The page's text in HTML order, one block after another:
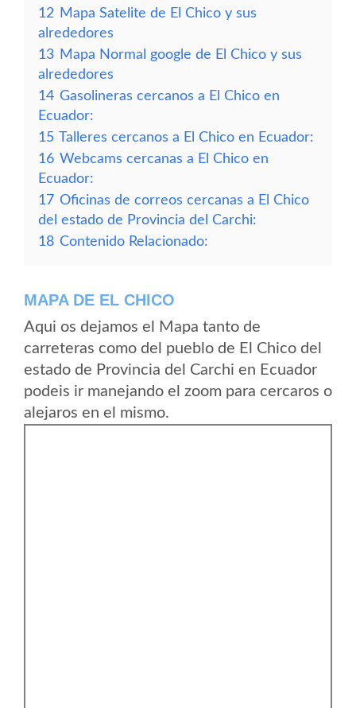
12 Mapa Satelite de El Chico y sus
alrededores
13 Mapa Normal google de El Chico y sus
alrededores
14 Gasolineras cercanos a El Chico en
Ecuador:
15 Talleres cercanos a El Chico en Ecuador:
16 Webcams cercanas a El Chico en
Ecuador:
17 Oficinas de correos cercanas a El Chico
del estado de Provincia del Carchi:
18 Contenido Relacionado:
MAPA DE EL CHICO
Aqui os dejamos el Mapa tanto de
carreteras como del pueblo de El Chico del
estado de Provincia del Carchi en Ecuador
podeis ir manejando el zoom para cercaros o
alejaros en el mismo.